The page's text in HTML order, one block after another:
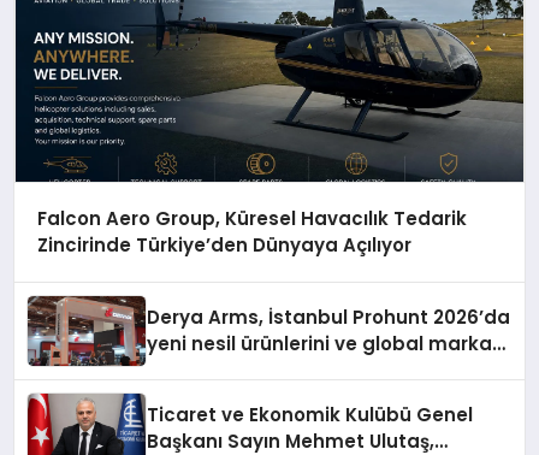
Falcon Aero Group, Küresel Havacılık Tedarik
Zincirinde Türkiye’den Dünyaya Açılıyor
Derya Arms, İstanbul Prohunt 2026’da
yeni nesil ürünlerini ve global marka
Ticaret ve Ekonomik Kulübü Genel
Başkanı Sayın Mehmet Ulutaş,